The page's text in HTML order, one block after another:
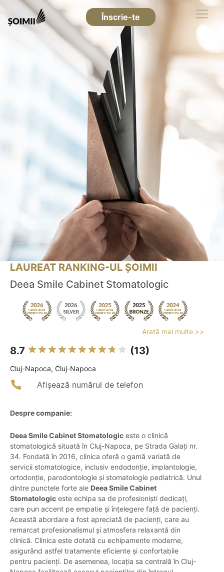
Înscrie-te
LAUREAT RANKING-UL ȘOIMII
Deea Smile Cabinet Stomatologic
Arată mai multe >>
8.7 (13)
Cluj-Napoca, Cluj-Napoca
Afișează numărul de telefon
Despre companie:
Deea Smile Cabinet Stomatologic este o clinică
stomatologică situată în Cluj-Napoca, pe Strada Galați nr.
34. Fondată în 2016, clinica oferă o gamă variată de
servicii stomatologice, inclusiv endodonție, implantologie,
ortodonție, parodontologie și stomatologie pediatrică. Unul
dintre punctele forte ale Deea Smile Cabinet
Stomatologic este echipa sa de profesioniști dedicați,
care pun accent pe empatie și înțelegere față de pacienți.
Această abordare a fost apreciată de pacienți, care au
remarcat profesionalismul și atmosfera relaxantă din
clinică. Clinica este dotată cu echipamente moderne,
asigurând astfel tratamente eficiente și confortabile
pentru pacienți. De asemenea, locația sa centrală în Cluj-